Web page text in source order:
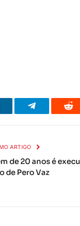
Telegrama
ARTIGO
de 20 anos é
de Pero Vaz